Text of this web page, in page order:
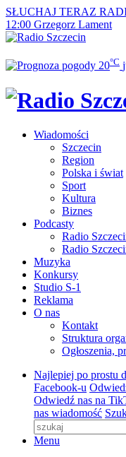
SŁUCHAJ TERAZ
12:00 Grzegorz Lament
20°C
Wiadomości
Szczecin
Region
Polska i świat
Sport
Kultura
Biznes
Podcasty
Radio
Radio
Muzyka
Konkursy
Studio S-1
Reklama
O nas
Kontakt
Struktura
Ogłoszenia,
Najlepiej po prostu
Facebook-u
Odwiedź nas na
nas wiadomość
Menu